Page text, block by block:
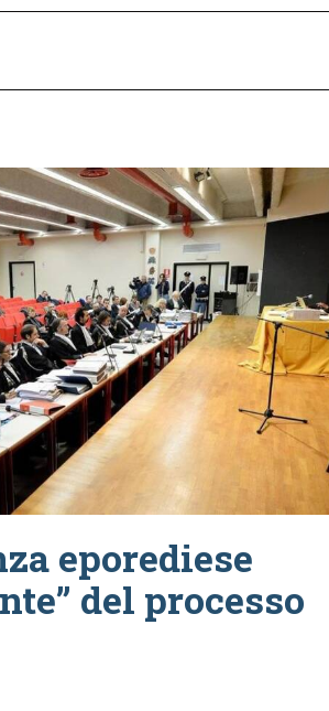
eporediese
del processo